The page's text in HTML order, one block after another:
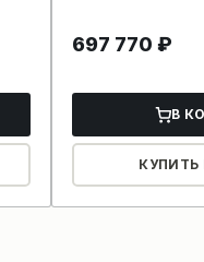
697 770 ₽
В
КУПИТЬ